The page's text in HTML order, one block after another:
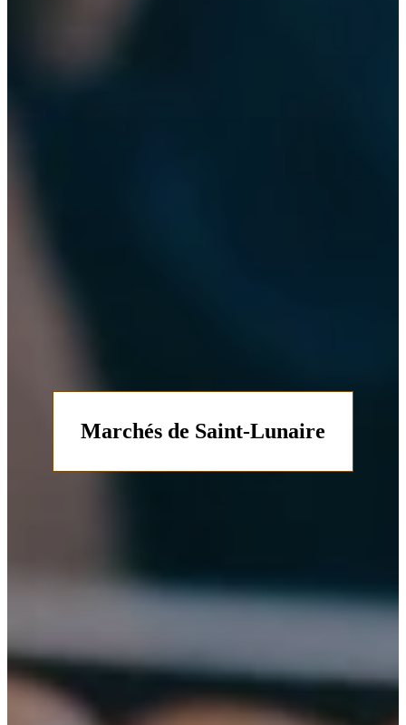
Marchés de Saint-Lunaire